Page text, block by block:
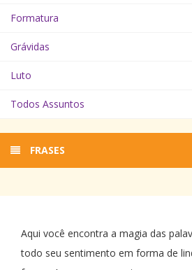
Formatura
Grávidas
Luto
Todos Assuntos
FRASES
Aqui você encontra a magia das
todo seu sentimento em forma de